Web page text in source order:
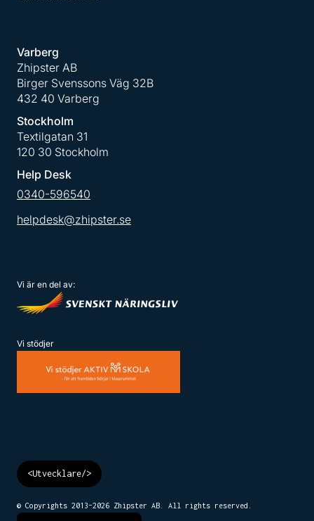
Varberg
Zhipster AB
Birger Svenssons Väg 32B
432 40 Varberg
Stockholm
Textilgatan 31
120 30 Stockholm
Help Desk
0340-596540
helpdesk@zhipster.se
Vi är en del av:
Vi stödjer
<Utvecklare/>
© Copyrights 2013–2026 Zhipster AB. All rights reserved.